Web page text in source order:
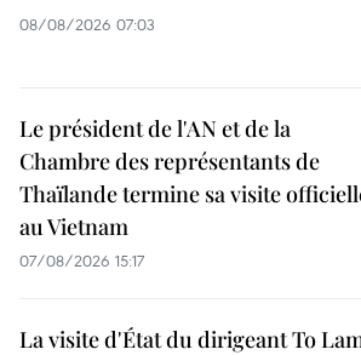
08/08/2026 07:03
Le président de l'AN et de la
Chambre des représentants de
Thaïlande termine sa visite
au Vietnam
07/08/2026 15:17
La visite d'État du dirigeant To